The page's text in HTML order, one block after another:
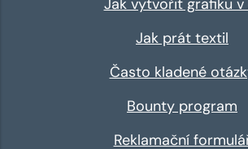
Jak prát textil
Často kladené
Bounty program
Reklamační